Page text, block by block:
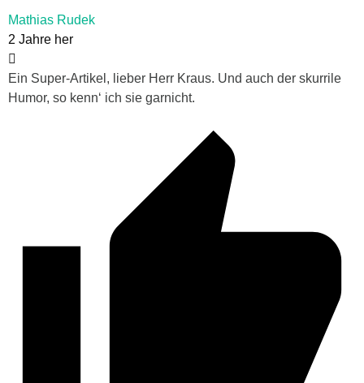
Mathias Rudek
2 Jahre her
Ein Super-Artikel, lieber Herr Kraus. Und auch der skurrile
Humor, so kenn‘ ich sie garnicht.